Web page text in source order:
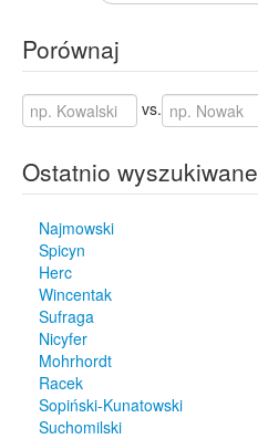
Porównaj
vs.
Ostatnio wyszukiwane
Najmowski
Spicyn
Herc
Wincentak
Sufraga
Nicyfer
Mohrhordt
Racek
Sopiński-Kunatowski
Suchomilski